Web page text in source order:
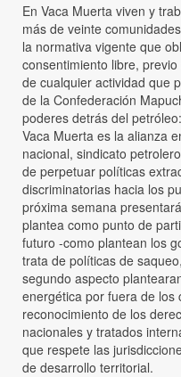
En Vaca Muerta viven y
más de veinte
la normativa vigente que
consentimiento libre,
de cualquier actividad que
de la Confederación
poderes detrás del
Vaca Muerta es la alianza
nacional, sindicato
de perpetuar políticas
discriminatorias hacia los
próxima semana
plantea como punto de
futuro -como plantean los
trata de políticas de
segundo aspecto
energética por fuera de los
reconocimiento de los
nacionales y tratados
que respete las
de desarrollo territorial.